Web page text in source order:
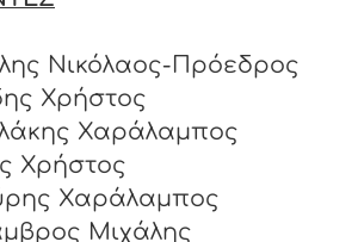
Νικόλαος-Πρόεδρος
Χρήστος
Χαράλαμπος
Χρήστος
Χαράλαμπος
Μιχάλης